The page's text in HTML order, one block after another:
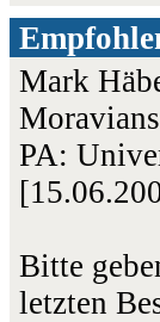
Mark
PA:
Bitte
letzten